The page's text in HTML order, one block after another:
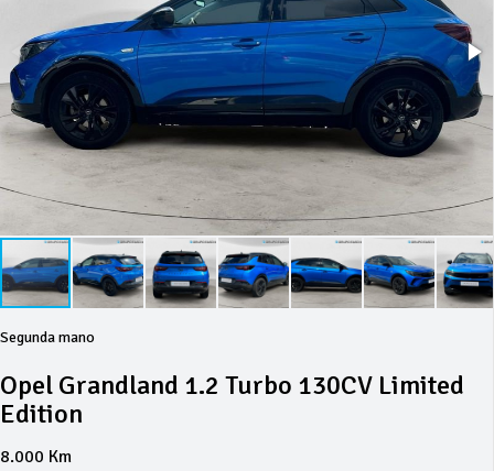
Segunda mano
Opel Grandland 1.2 Turbo 130CV Limited
Edition
8.000 Km